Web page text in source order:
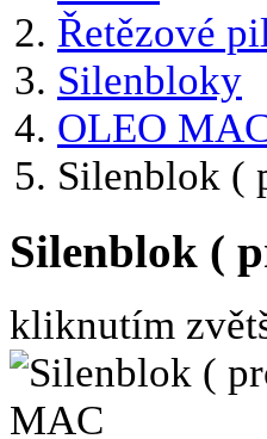
Řetězové
Silenbloky
OLEO
Silenblok (
Silenblok (
kliknutím